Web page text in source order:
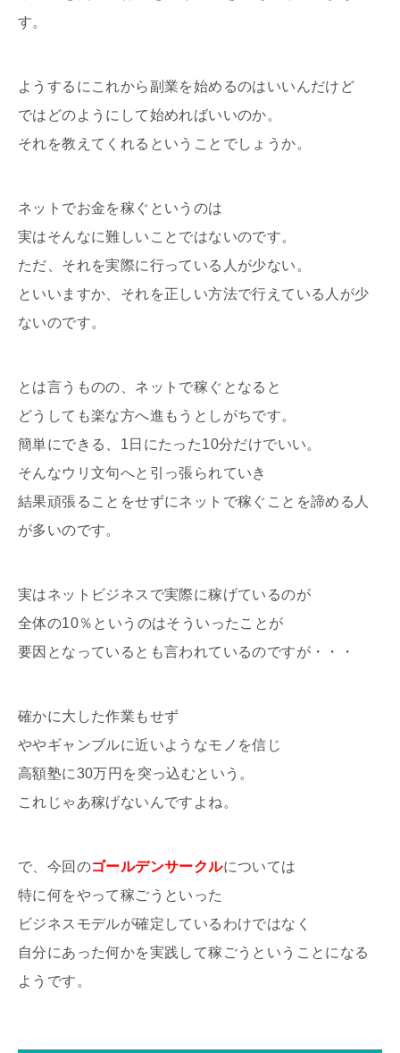
す。
ようするにこれから副業を始めるのはいいんだけど
ではどのようにして始めればいいのか。
それを教えてくれるということでしょうか。
ネットでお金を稼ぐというのは
実はそんなに難しいことではないのです。
ただ、それを実際に行っている人が少ない。
といいますか、それを正しい方法で行えている人が少
ないのです。
とは言うものの、ネットで稼ぐとなると
どうしても楽な方へ進もうとしがちです。
簡単にできる、1日にたった10分だけでいい。
そんなウリ文句へと引っ張られていき
結果頑張ることをせずにネットで稼ぐことを諦める人
が多いのです。
実はネットビジネスで実際に稼げているのが
全体の10％というのはそういったことが
要因となっているとも言われているのですが・・・
確かに大した作業もせず
ややギャンブルに近いようなモノを信じ
高額塾に30万円を突っ込むという。
これじゃあ稼げないんですよね。
で、今回のゴールデンサークルについては
特に何をやって稼ごうといった
ビジネスモデルが確定しているわけではなく
自分にあった何かを実践して稼ごうということになる
ようです。